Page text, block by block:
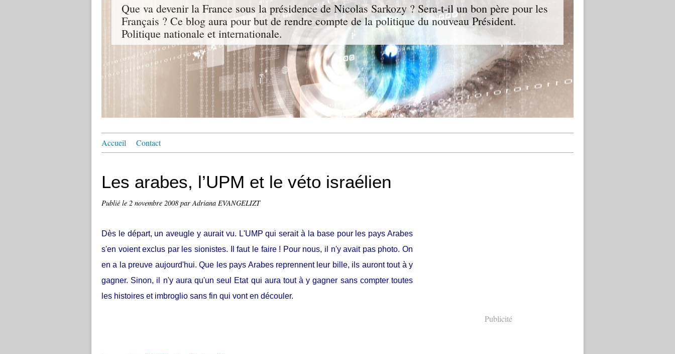
Que va devenir la France sous la présidence de Nicolas Sarkozy ? Sera-t-il un bon père pour les
Français ? Ce blog aura pour but de rendre compte de la politique du nouveau Président.
Politique nationale et internationale.
Accueil Contact
Les arabes, l’UPM et le véto israélien
Publié le 2 novembre 2008 par Adriana EVANGELIZT
Dès le départ, un aveugle y aurait vu. L'UMP qui serait à la base pour les pays Arabes
s'en voient exclus par les sionistes. Il faut le faire ! Pour nous, il n'y avait pas photo. On
en a la preuve aujourd'hui. Que les pays Arabes reprennent leur bille, ils auront tout à y
gagner. Sinon, il n'y aura qu'un seul Etat qui aura tout à y gagner sans compter toutes
les histoires et imbroglio sans fin qui vont en découler.
Publicité